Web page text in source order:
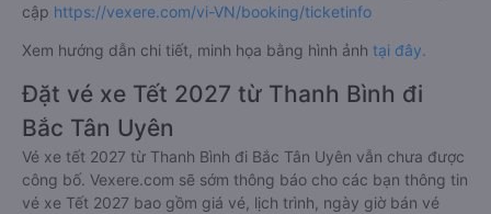
cập https://vexere.com/vi-VN/booking/ticketinfo
Xem hướng dẫn chi tiết, minh họa bằng hình ảnh tại đây.
Đặt vé xe Tết 2027 từ Thanh Bình đi
Bắc Tân Uyên
Vé xe tết 2027 từ Thanh Bình đi Bắc Tân Uyên vẫn chưa được
công bố. Vexere.com sẽ sớm thông báo cho các bạn thông tin
vé xe Tết 2027 bao gồm giá vé, lịch trình, ngày giờ bán vé